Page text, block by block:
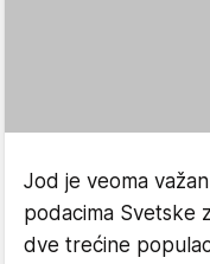
Jod je veoma
podacima Svetske
dve trećine